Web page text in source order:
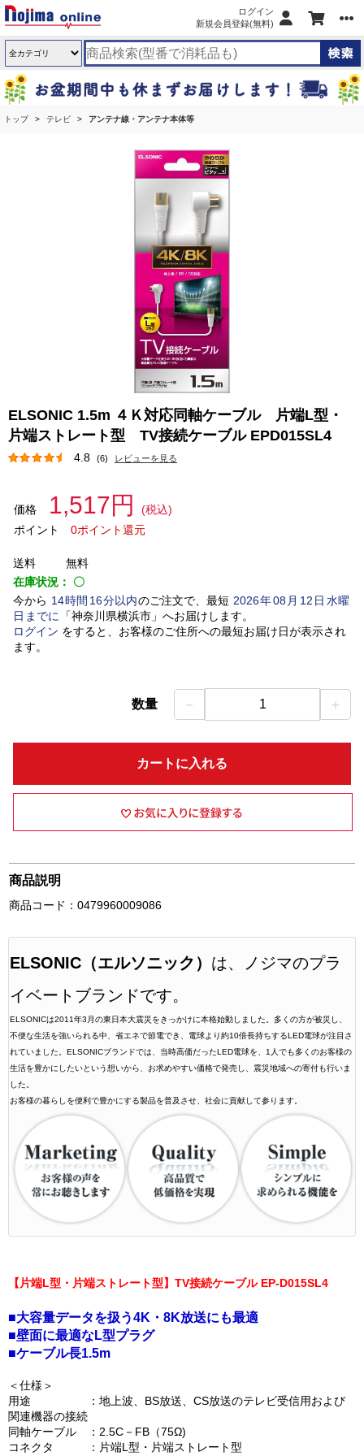
ログイン
新規会員登録(無料)
トップ テレビ アンテナ線・アンテナ本体等
ELSONIC 1.5m ４Ｋ対応同軸ケーブル 片端L型・
片端ストレート型 TV接続ケーブル EPD015SL4
4.8 (6) レビューを見る
価格 1,517円
(税込)
ポイント
0ポイント還元
送料
無料
在庫状況： 〇
今から 14時間 16分以内のご注文で、最短 2026年08 月 12 日水曜
日 までに 「神奈川県横浜市」 へお届けします。
ログイン をすると、お客様のご住所への最短お届け日が表示され
ます。
数量 － 1 ＋
カートに入れる
商品説明
商品コード：0479960009086
ELSONIC（エルソニック） は、ノジマのプラ
イベートブランドです。
ELSONICは2011年3月の東日本大震災をきっかけに本格始動しました。多くの方が被災し、
不便な生活を強いられる中、省エネで節電でき、電球より約10倍長持ちするLED電球が注目さ
れていました。ELSONICブランドでは、当時高価だったLED電球を、1人でも多くのお客様の
生活を豊かにしたいという想いから、お求めやすい価格で発売し、震災地域への寄付も行いま
した。
お客様の暮らしを便利で豊かにする製品を普及させ、社会に貢献して参ります。
【片端L型・片端ストレート型】TV接続ケーブル EP-D015SL4
■大容量データを扱う4K・8K放送にも最適
■壁面に最適なL型プラグ
■ケーブル長1.5m
＜仕様＞
用途 ：地上波、BS放送、CS放送のテレビ受信用および
関連機器の接続
同軸ケーブル ：2.5C－FB（75Ω)
コネクタ ：片端L型・片端ストレート型